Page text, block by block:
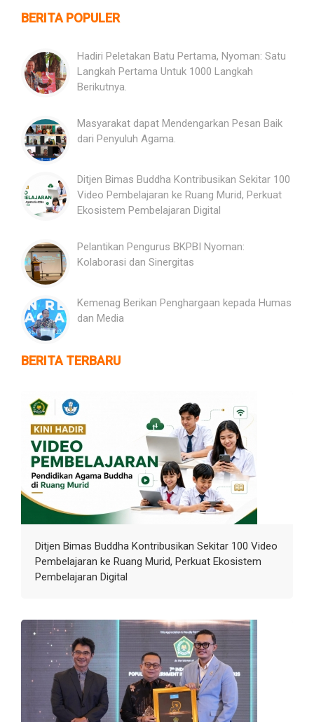
BERITA POPULER
Hadiri Peletakan Batu Pertama, Nyoman: Satu
Langkah Pertama Untuk 1000 Langkah
Berikutnya.
Masyarakat dapat Mendengarkan Pesan Baik
dari Penyuluh Agama.
Ditjen Bimas Buddha Kontribusikan Sekitar 100
Video Pembelajaran ke Ruang Murid, Perkuat
Ekosistem Pembelajaran Digital
Pelantikan Pengurus BKPBI Nyoman:
Kolaborasi dan Sinergitas
Kemenag Berikan Penghargaan kepada Humas
dan Media
BERITA TERBARU
Ditjen Bimas Buddha Kontribusikan Sekitar 100 Video
Pembelajaran ke Ruang Murid, Perkuat Ekosistem
Pembelajaran Digital